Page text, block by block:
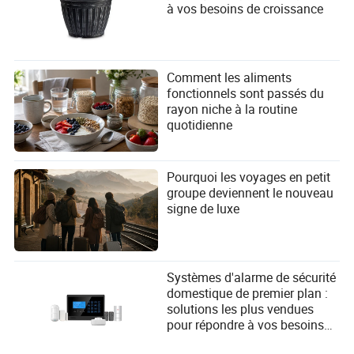
s'approvisionner en perruques fabriquées à partir de
matériaux durables, tels que des fibres
biodégradables ou des cheveux humains issus de
sources éthiques.
Assurez-vous que votre chaîne d'approvisionnement
respecte les normes environnementales et promeut
la durabilité, car cela peut devenir un argument de
vente clé pour les clients.
6. Conclusion : Renforcer Votre
Avantage Concurrentiel sur le Marché
Évolutif de la Perruque
En restant informées des tendances clés, des avancées
technologiques et des préférences changeantes des
consommateurs, les entreprises de l'industrie de la
perruque peuvent améliorer leur compétitivité et offrir des
produits qui répondent aux demandes évolutives des
clients. Que vous vous approvisionniez en perruques ou
que vous les fabriquiez, vous concentrer sur la qualité des
matériaux, adopter les technologies numériques et
à vos besoins de croissance
Comment les aliments
fonctionnels sont passés du
rayon niche à la routine
quotidienne
Pourquoi les voyages en petit
groupe deviennent le nouveau
signe de luxe
Systèmes d'alarme de sécurité
domestique de premier plan :
solutions les plus vendues
pour répondre à vos besoins